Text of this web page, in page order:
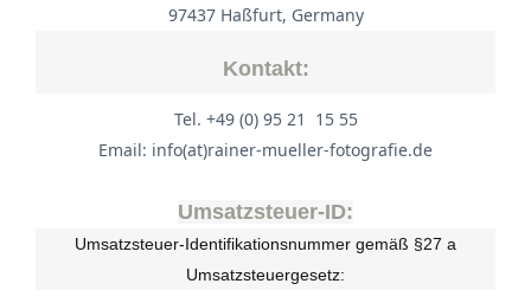
97437 Haßfurt, Germany
Kontakt:
Tel. +49 (0) 95 21 15 55
Email: info(at)rainer-mueller-fotografie.de
Umsatzsteuer-ID:
Umsatzsteuer-Identifikationsnummer gemäß §27 a
Umsatzsteuergesetz: